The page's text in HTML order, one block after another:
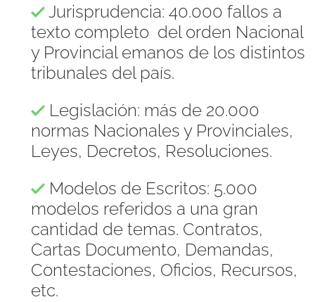
Jurisprudencia: 40.000 fallos a
texto completo del orden Nacional
y Provincial emanos de los distintos
tribunales del país.
Legislación: más de 20.000
normas Nacionales y Provinciales,
Leyes, Decretos, Resoluciones.
Modelos de Escritos: 5.000
modelos referidos a una gran
cantidad de temas. Contratos,
Cartas Documento, Demandas,
Contestaciones, Oficios, Recursos,
etc.